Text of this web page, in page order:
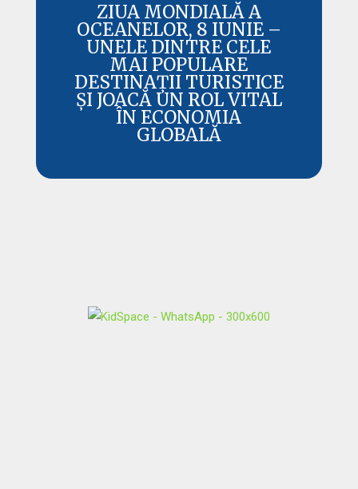
ZIUA MONDIALĂ A
OCEANELOR, 8 IUNIE –
UNELE DINTRE CELE
MAI POPULARE
DESTINAȚII TURISTICE
ȘI JOACĂ UN ROL VITAL
ÎN ECONOMIA
GLOBALĂ